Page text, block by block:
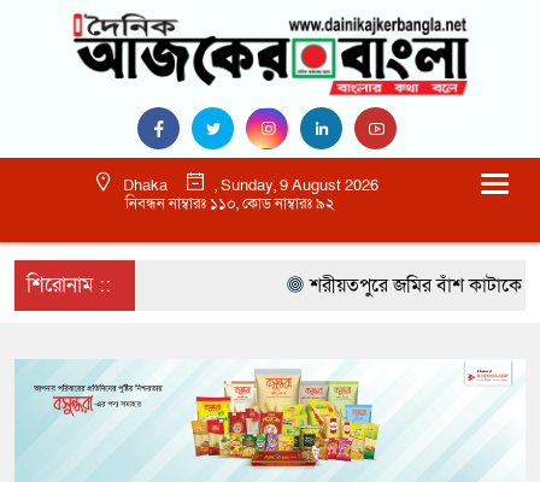
Dhaka
, Sunday, 9 August 2026
নিবন্ধন নাম্বারঃ ১১০, কোড নাম্বারঃ ৯২
শিরোনাম :: শরীয়তপুরে জমির বাঁশ কাটাকে